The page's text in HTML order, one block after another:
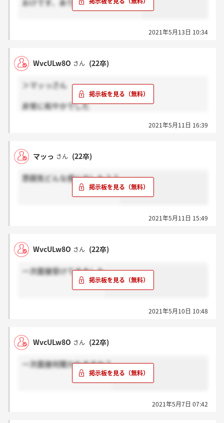
おけです、ありがとうございます！
2021年5月13日 10:34
WvcULw8O さん (22卒)
＞マッっさん
非常に和やかでした
あと非常に深堀されるので対策しようがないと思いま
なと思います基本的に 多少は嘘も必要だと思いますが
2021年5月11日 16:39
マッっ さん (22卒)
雰囲気どんな感じでした？？
2021年5月11日 15:49
WvcULw8O さん (22卒)
一次面接受けてきました
2021年5月10日 10:48
WvcULw8O さん (22卒)
一次面接何聞かれますか？
2021年5月7日 07:42